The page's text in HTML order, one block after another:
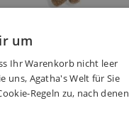
mit Puppe Dahlia
für
um
Ihr Warenkorb nicht leer
uns, Agatha's Welt für Sie
Regeln zu, nach denen